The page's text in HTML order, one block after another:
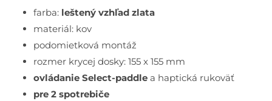
farba: leštený vzhľad zlata
materiál: kov
podomietková montáž
rozmer krycej dosky: 155 x 155 mm
ovládanie Select-paddle a haptická rukoväť
pre 2 spotrebiče